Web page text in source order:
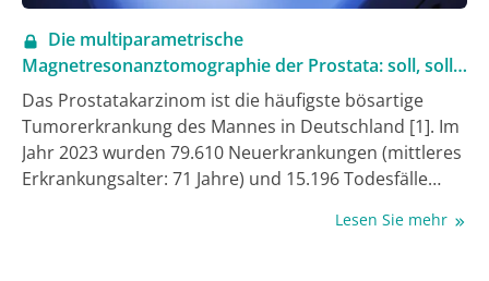
Die multiparametrische
Magnetresonanztomographie der Prostata: soll, soll,
soll
Das Prostatakarzinom ist die häufigste bösartige
Tumorerkrankung des Mannes in Deutschland [1]. Im
Jahr 2023 wurden 79.610 Neuerkrankungen (mittleres
Erkrankungsalter: 71 Jahre) und 15.196 Todesfälle
dieser hohen Inzidenz und Mortalität existierte bis
Lesen Sie mehr